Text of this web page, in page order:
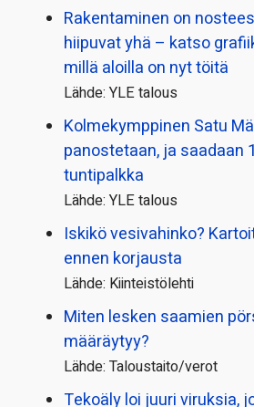
Rakentaminen on
hiipuvat yhä – katso
millä aloilla on nyt töitä
Lähde: YLE talous
Kolmekymppinen Satu
panostetaan, ja saadaan
tuntipalkka
Lähde: YLE talous
Iskikö vesivahinko?
ennen korjausta
Lähde: Kiinteistölehti
Miten lesken saamien
määräytyy?
Lähde: Taloustaito/verot
Tekoäly loi juuri viruksia,